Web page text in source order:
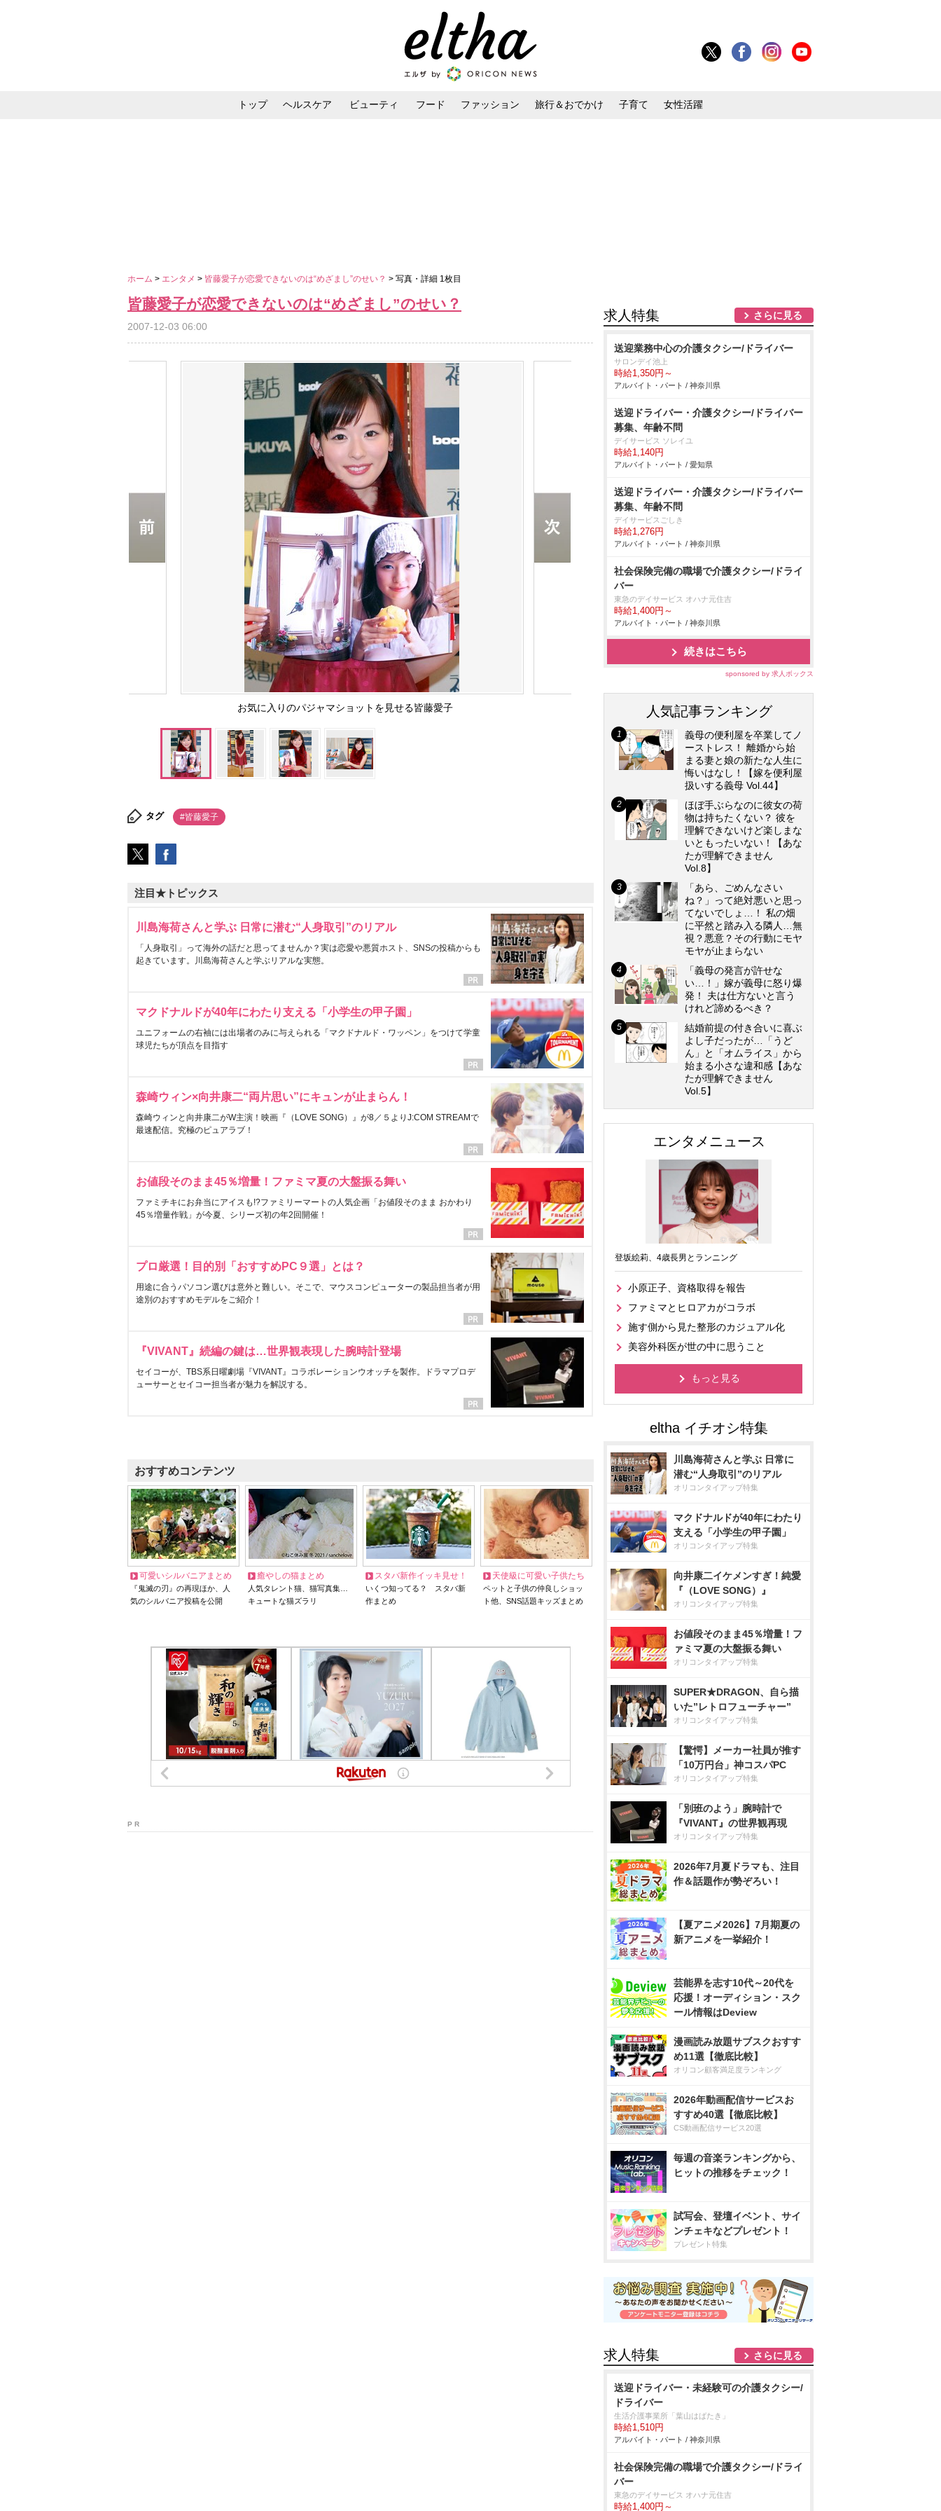
トップ ヘルスケア ビューティ フード ファッション 旅行＆おでかけ 子育て 女性活躍
ホーム > エンタメ > 皆藤愛子が恋愛できないのは“めざまし”のせい？ > 写真・詳細 1枚目
皆藤愛子が恋愛できないのは“めざまし”のせい？
2007-12-03 06:00
お気に入りのパジャマショットを見せる皆藤愛子
タグ #皆藤愛子
注目★トピックス
川島海荷さんと学ぶ 日常に潜む“人身取引”のリアル
「人身取引」って海外の話だと思ってませんか？実は恋愛や悪質ホスト、SNSの投稿からも
起きています。川島海荷さんと学ぶリアルな実態。
マクドナルドが40年にわたり支える「小学生の甲子園」
ユニフォームの右袖には出場者のみに与えられる「マクドナルド・ワッペン」をつけて学童
球児たちが頂点を目指す
森崎ウィン×向井康二“両片思い”にキュンが止まらん！
森崎ウィンと向井康二がW主演！映画『（LOVE SONG）』が8／５よりJ:COM STREAMで
最速配信。究極のピュアラブ！
お値段そのまま45％増量！ファミマ夏の大盤振る舞い
ファミチキにお弁当にアイスも!?ファミリーマートの人気企画「お値段そのまま おかわり
45％増量作戦」が今夏、シリーズ初の年2回開催！
プロ厳選！目的別「おすすめPC９選」とは？
用途に合うパソコン選びは意外と難しい。そこで、マウスコンピューターの製品担当者が用
途別のおすすめモデルをご紹介！
『VIVANT』続編の鍵は…世界観表現した腕時計登場
セイコーが、TBS系日曜劇場『VIVANT』コラボレーションウオッチを製作。ドラマプロデ
ューサーとセイコー担当者が魅力を解説する。
おすすめコンテンツ
可愛いシルバニアまとめ
『鬼滅の刃』の再現ほか、人
気のシルバニア投稿を公開
癒やしの猫まとめ
人気タレント猫、猫写真集…
キュートな猫ズラリ
スタバ新作イッキ見せ！
いくつ知ってる？ スタバ新
作まとめ
天使級に可愛い子供たち
ペットと子供の仲良しショッ
ト他、SNS話題キッズまとめ
P R
求人特集 さらに見る
送迎業務中心の介護タクシー/ドライバー
サロンデイ池上
時給1,350円～
アルバイト・パート / 神奈川県
送迎ドライバー・介護タクシー/ドライバー
募集、年齢不問
デイサービス ソレイユ
時給1,140円
アルバイト・パート / 愛知県
送迎ドライバー・介護タクシー/ドライバー
募集、年齢不問
デイサービスごしき
時給1,276円
アルバイト・パート / 神奈川県
社会保険完備の職場で介護タクシー/ドライ
バー
東急のデイサービス オハナ元住吉
時給1,400円～
アルバイト・パート / 神奈川県
続きはこちら
sponsored by 求人ボックス
人気記事ランキング
義母の便利屋を卒業してノ
ーストレス！ 離婚から始
まる妻と娘の新たな人生に
悔いはなし！【嫁を便利屋
扱いする義母 Vol.44】
ほぼ手ぶらなのに彼女の荷
物は持ちたくない？ 彼を
理解できないけど楽しまな
いともったいない！【あな
たが理解できません
Vol.8】
「あら、ごめんなさい
ね？」って絶対悪いと思っ
てないでしょ…！ 私の畑
に平然と踏み入る隣人…無
視？悪意？その行動にモヤ
モヤが止まらない
「義母の発言が許せな
い…！」嫁が義母に怒り爆
発！ 夫は仕方ないと言う
けれど諦めるべき？
結婚前提の付き合いに喜ぶ
よし子だったが…「うど
ん」と「オムライス」から
始まる小さな違和感【あな
たが理解できません
Vol.5】
エンタメニュース
登坂絵莉、4歳長男とランニング
小原正子、資格取得を報告
ファミマとヒロアカがコラボ
施す側から見た整形のカジュアル化
美容外科医が世の中に思うこと
もっと見る
川島海荷さんと学ぶ 日常に
潜む“人身取引”のリアル
オリコンタイアップ特集
マクドナルドが40年にわたり
支える「小学生の甲子園」
オリコンタイアップ特集
向井康二イケメンすぎ！純愛
『（LOVE SONG）』
オリコンタイアップ特集
お値段そのまま45％増量！フ
ァミマ夏の大盤振る舞い
オリコンタイアップ特集
SUPER★DRAGON、自ら描
いた”レトロフューチャー”
オリコンタイアップ特集
【驚愕】メーカー社員が推す
「10万円台」神コスパPC
オリコンタイアップ特集
「別班のよう」腕時計で
『VIVANT』の世界観再現
オリコンタイアップ特集
2026年7月夏ドラマも、注目
作＆話題作が勢ぞろい！
【夏アニメ2026】7月期夏の
新アニメを一挙紹介！
芸能界を志す10代～20代を
応援！オーディション・スク
ール情報はDeview
漫画読み放題サブスクおすす
め11選【徹底比較】
オリコン顧客満足度ランキング
2026年動画配信サービスお
すすめ40選【徹底比較】
CS動画配信サービス20選
毎週の音楽ランキングから、
ヒットの推移をチェック！
試写会、登壇イベント、サイ
ンチェキなどプレゼント！
プレゼント特集
求人特集 さらに見る
送迎ドライバー・未経験可の介護タクシー/
ドライバー
生活介護事業所「葉山はばたき」
時給1,510円
アルバイト・パート / 神奈川県
社会保険完備の職場で介護タクシー/ドライ
バー
東急のデイサービス オハナ元住吉
時給1,400円～